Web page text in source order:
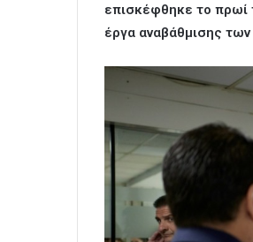
επισκέφθηκε το πρωί
έργα αναβάθμισης